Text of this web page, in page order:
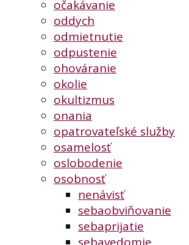
očakávanie
oddych
odmietnutie
odpustenie
ohováranie
okolie
okultizmus
onania
opatrovateľské služby
osamelosť
oslobodenie
osobnosť
nenávisť
sebaobviňovanie
sebaprijatie